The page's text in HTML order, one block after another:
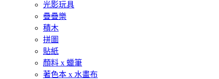
光影玩具
疊疊樂
積木
拼圖
貼紙
顏料 x 蠟筆
著色本 x 水畫布